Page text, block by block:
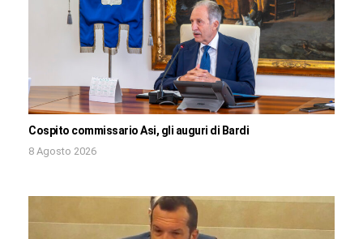
Cospito commissario Asi, gli auguri di Bardi
8 Agosto 2026